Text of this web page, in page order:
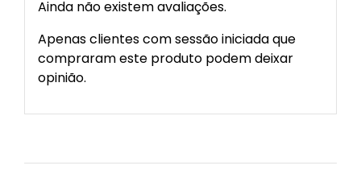
Ainda não existem avaliações.
Apenas clientes com sessão iniciada que
compraram este produto podem deixar
opinião.